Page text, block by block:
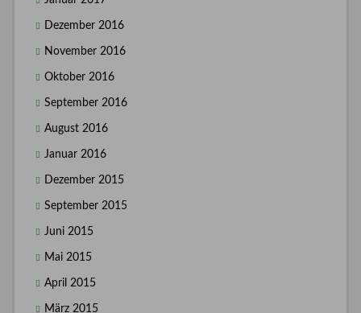
Dezember 2016
November 2016
Oktober 2016
September 2016
August 2016
Januar 2016
Dezember 2015
September 2015
Juni 2015
Mai 2015
April 2015
März 2015